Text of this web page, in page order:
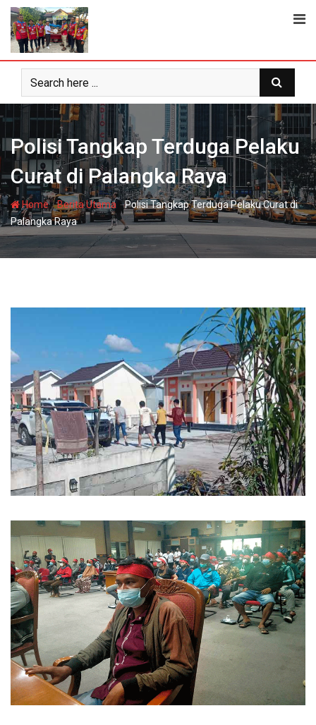
Skip
content
Polisi Tangkap Terduga Pelaku
Curat di Palangka Raya
Home-Berita Utama-Polisi Tangkap Terduga Pelaku Curat di
Palangka Raya